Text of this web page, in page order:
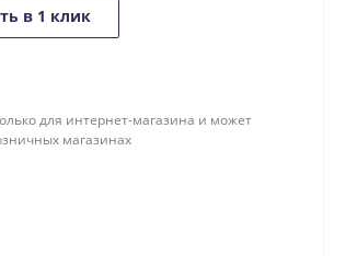
в 1 клик
для интернет-магазина и может
магазинах